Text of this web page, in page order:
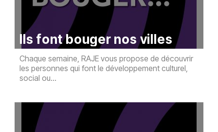
Ils font bouger nos villes
Chaque semaine, RAJE vous propose de découvrir
les personnes qui font le développement culturel,
social ou...